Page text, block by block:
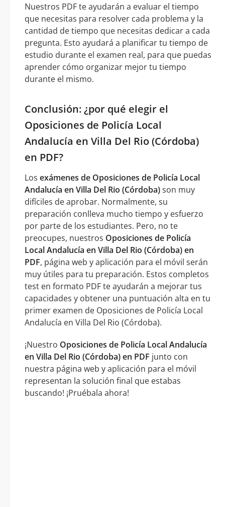
Nuestros PDF te ayudarán a evaluar el tiempo
que necesitas para resolver cada problema y la
cantidad de tiempo que necesitas dedicar a cada
pregunta. Esto ayudará a planificar tu tiempo de
estudio durante el examen real, para que puedas
aprender cómo organizar mejor tu tiempo
durante el mismo.
Conclusión: ¿por qué elegir el
Oposiciones de Policía Local
Andalucía en Villa Del Rio (Córdoba)
en PDF?
Los exámenes de Oposiciones de Policía Local
Andalucía en Villa Del Rio (Córdoba)son muy
difíciles de aprobar. Normalmente, su
preparación conlleva mucho tiempo y esfuerzo
por parte de los estudiantes. Pero, no te
preocupes, nuestros Oposiciones de Policía
Local Andalucía en Villa Del Rio (Córdoba) en
PDF, página web y aplicación para el móvil serán
muy útiles para tu preparación. Estos completos
test en formato PDF te ayudarán a mejorar tus
capacidades y obtener una puntuación alta en tu
primer examen de Oposiciones de Policía Local
Andalucía en Villa Del Rio (Córdoba).
¡Nuestro Oposiciones de Policía Local Andalucía
en Villa Del Rio (Córdoba) en PDF junto con
nuestra página web y aplicación para el móvil
representan la solución final que estabas
buscando! ¡Pruébala ahora!